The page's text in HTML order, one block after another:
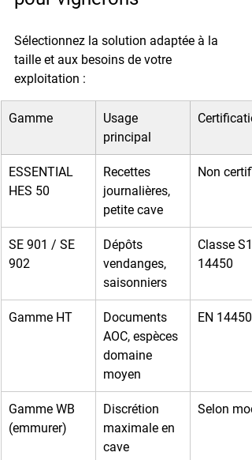
Sélectionnez la solution adaptée à la
taille et aux besoins de votre
exploitation :
Gamme
Usage
principal
ESSENTIAL
HES 50
Recettes
journalières,
petite cave
Non
SE 901 / SE
902
Dépôts
vendanges,
saisonniers
Classe S1
14450
Gamme HT
Documents
AOC, espèces
domaine
moyen
EN 14450
Gamme WB
(emmurer)
Discrétion
maximale en
cave
Selon